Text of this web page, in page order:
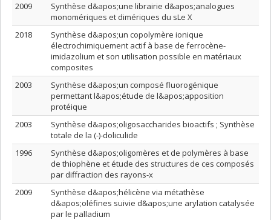
2009
Synthèse d&apos;une librairie d&apos;analogues
monomériques et dimériques du sLe X
2018
Synthèse d&apos;un copolymère ionique
électrochimiquement actif à base de ferrocène-
imidazolium et son utilisation possible en matériaux
composites
2003
Synthèse d&apos;un composé fluorogénique
permettant l&apos;étude de l&apos;apposition
protéique
2003
Synthèse d&apos;oligosaccharides bioactifs ; Synthèse
totale de la (-)-doliculide
1996
Synthèse d&apos;oligomères et de polymères à base
de thiophène et étude des structures de ces composés
par diffraction des rayons-x
2009
Synthèse d&apos;hélicène via métathèse
d&apos;oléfines suivie d&apos;une arylation catalysée
par le palladium